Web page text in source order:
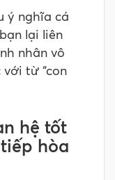
ý nghĩa cá
lại liên
nhân vô
từ “con
hệ tốt
hòa